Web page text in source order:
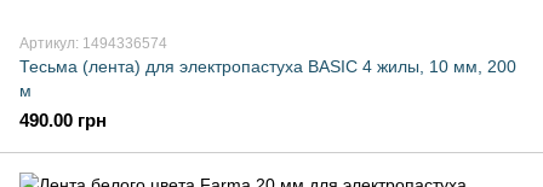
Артикул: 1494336574
Тесьма (лента) для электропастуха BASIC 4 жилы, 10 мм, 200
м
490.00 грн